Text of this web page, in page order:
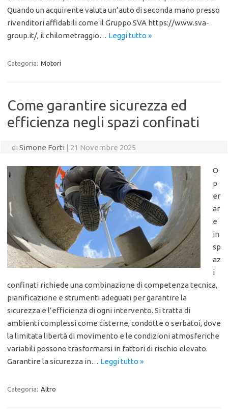
Quando un acquirente valuta un’auto di seconda mano presso
rivenditori affidabili come il Gruppo SVA https://www.sva-
group.it/, il chilometraggio… Leggi tutto »
Categoria: Motori
Come garantire sicurezza ed
efficienza negli spazi confinati
di Simone Forti | 21 Novembre 2025
O
p
er
ar
e
in
sp
az
i
confinati richiede una combinazione di competenza tecnica,
pianificazione e strumenti adeguati per garantire la
sicurezza e l’efficienza di ogni intervento. Si tratta di
ambienti complessi come cisterne, condotte o serbatoi, dove
la limitata libertà di movimento e le condizioni atmosferiche
variabili possono trasformarsi in fattori di rischio elevato.
Garantire la sicurezza in… Leggi tutto »
Categoria: Altro